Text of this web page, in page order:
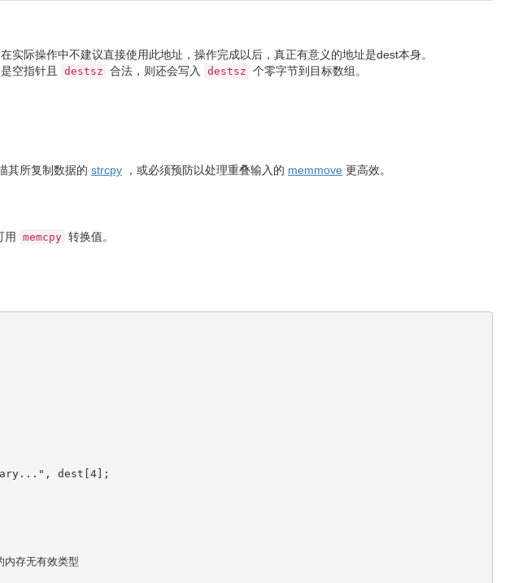
实际操作中不建议直接使用此地址，操作完成以后，真正有意义的地址是dest本身。
空指针且 destsz 合法，则还会写入 destsz 个零字节到目标数组。
其所复制数据的 strcpy ，或必须预防以处理重叠输入的 memmove 更高效。
用 memcpy 转换值。
, dest [4] ;
存无有效类型